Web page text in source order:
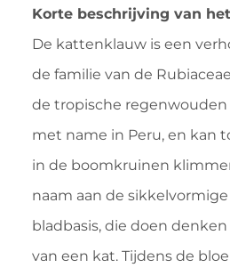
Korte beschrijving van
De kattenklauw is een
de familie van de
de tropische regenwouden
met name in Peru, en kan
in de boomkruinen
naam aan de
bladbasis, die doen
van een kat. Tijdens de